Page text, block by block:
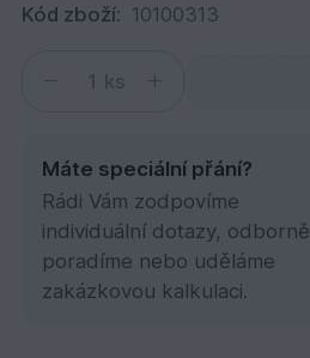
Kód zboží: 10100313
ks
Máte speciální přání?
Rádi Vám zodpovíme
individuální dotazy, odborně
poradíme nebo uděláme
zakázkovou kalkulaci.